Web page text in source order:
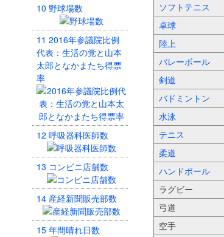
10 野球場数
11 2016年参議院比例
代表：生活の党と山本
太郎となかまたち得票
率
12 呼吸器科医師数
13 コンビニ店舗数
14 産経新聞販売部数
15 年間晴れ日数
ソフトテニス
卓球
陸上
バレーボール
剣道
バドミントン
水泳
テニス
柔道
ハンドボール
ラグビー
弓道
空手